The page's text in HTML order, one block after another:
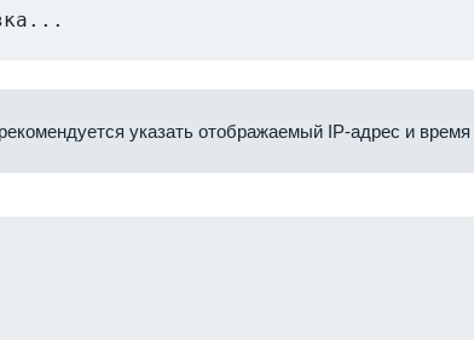
указать отображаемый IP-адрес и время